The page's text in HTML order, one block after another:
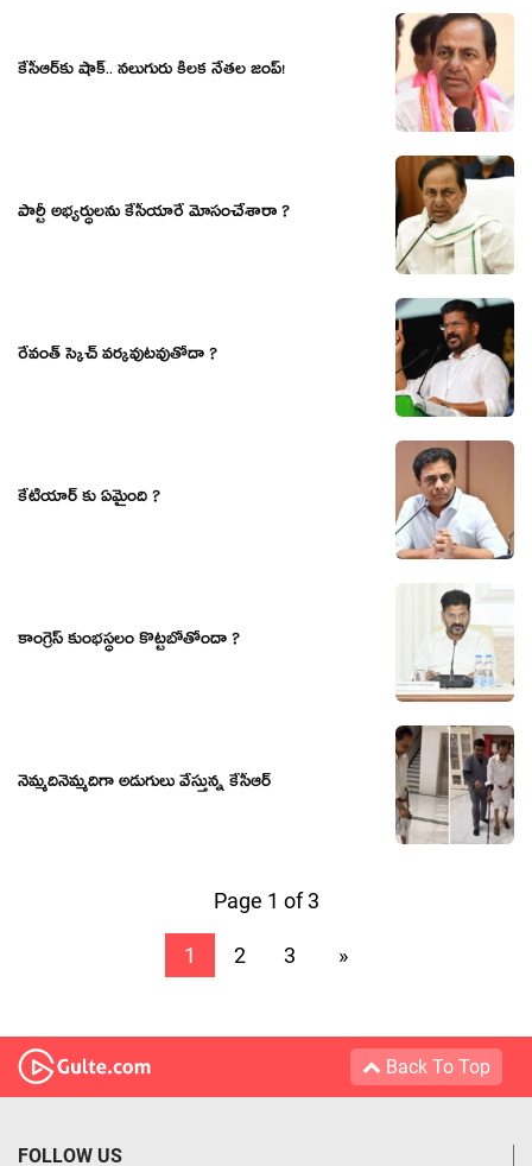
కేసీఆర్‌కు షాక్‌.. న‌లుగురు కీల‌క నేత‌ల జంప్‌!
పార్టీ అభ్యర్ధులను కేసీయారే మోసంచేశారా ?
రేవంత్ స్కెచ్ వర్కవుటవుతోదా ?
కేటీయార్ కు ఏమైంది ?
కాంగ్రెస్ కుంభస్ధలం కొట్టబోతోందా ?
నెమ్మ‌దినెమ్మ‌దిగా అడుగులు వేస్తున్న కేసీఆర్‌
Page 1 of 3
1 2 3 »
Back To Top
FOLLOW US